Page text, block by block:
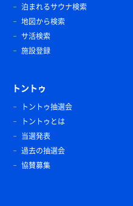
泊まれるサウナ検索
地図から検索
サ活検索
施設登録
トントゥ
トントゥ抽選会
トントゥとは
当選発表
過去の抽選会
協賛募集